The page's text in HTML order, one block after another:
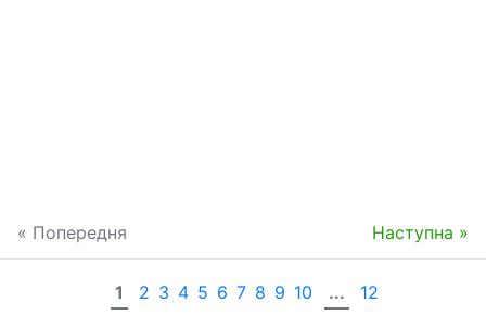
« Попередня Наступна »
1 2 3 4 5 6 7 8 9 10 ... 12